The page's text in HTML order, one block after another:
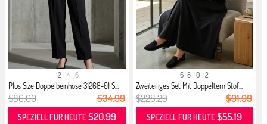
12 14 16
Plus Size Doppelbeinhose 31268-01 S...
$86.00 $34.99
SPEZIELL FÜR HEUTE$20.99
6 8 10 12
Zweiteiliges Set Mit Doppeltem Stof...
$228.29 $91.99
SPEZIELL FÜR HEUTE$55.19